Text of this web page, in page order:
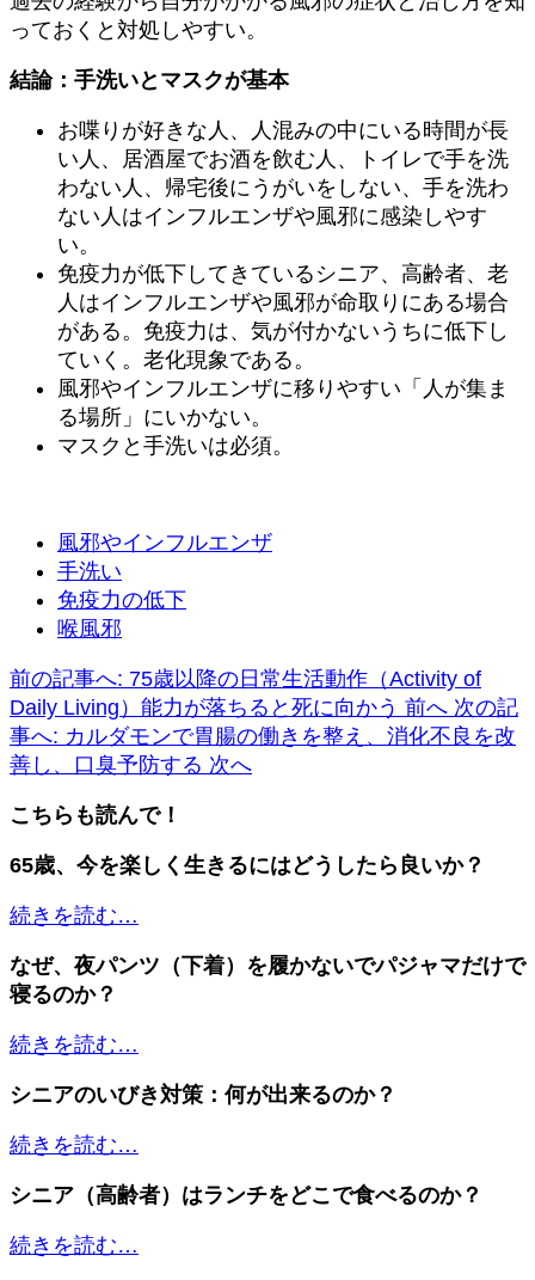
っておくと対処しやすい。
結論：手洗いとマスクが基本
お喋りが好きな人、人混みの中にいる時間が長
い人、居酒屋でお酒を飲む人、トイレで手を洗
わない人、帰宅後にうがいをしない、手を洗わ
ない人はインフルエンザや風邪に感染しやす
い。
免疫力が低下してきているシニア、高齢者、老
人はインフルエンザや風邪が命取りにある場合
がある。免疫力は、気が付かないうちに低下し
ていく。老化現象である。
風邪やインフルエンザに移りやすい「人が集ま
る場所」にいかない。
マスクと手洗いは必須。
風邪やインフルエンザ
手洗い
免疫力の低下
喉風邪
前の記事へ: 75歳以降の日常生活動作（Activity of
Daily Living）能力が落ちると死に向かう 前へ 次の記
事へ: カルダモンで胃腸の働きを整え、消化不良を改
善し、口臭予防する 次へ
こちらも読んで！
65歳、今を楽しく生きるにはどうしたら良いか？
続きを読む…
なぜ、夜パンツ（下着）を履かないでパジャマだけで
寝るのか？
続きを読む…
シニアのいびき対策：何が出来るのか？
続きを読む…
シニア（高齢者）はランチをどこで食べるのか？
続きを読む…